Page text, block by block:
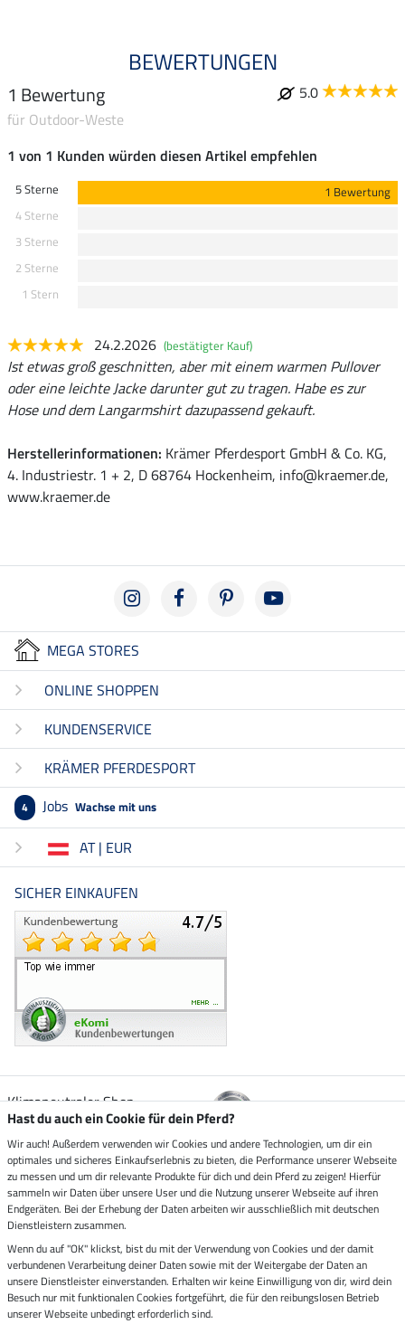
BEWERTUNGEN
1 Bewertung
5.0
für Outdoor-Weste
1 von 1 Kunden würden diesen Artikel empfehlen
5 Sterne
1 Bewertung
4 Sterne
3 Sterne
2 Sterne
1 Stern
24.2.2026 (bestätigter Kauf)
Ist etwas groß geschnitten, aber mit einem warmen Pullover
oder eine leichte Jacke darunter gut zu tragen. Habe es zur
Hose und dem Langarmshirt dazupassend gekauft.
Herstellerinformationen: Krämer Pferdesport GmbH & Co. KG,
4. Industriestr. 1 + 2, D 68764 Hockenheim, info@kraemer.de,
www.kraemer.de
MEGA STORES
ONLINE SHOPPEN
KUNDENSERVICE
KRÄMER PFERDESPORT
4 Jobs Wachse mit uns
AT | EUR
SICHER EINKAUFEN
Klimaneutraler Shop
Zustellung durch
Sicher bezahlen mit
Vorkasse
Impressum
Hast du auch ein Cookie für dein Pferd?
Wir auch! Außerdem verwenden wir Cookies und andere Technologien, um dir ein
optimales und sicheres Einkaufserlebnis zu bieten, die Performance unserer Webseite
zu messen und um dir relevante Produkte für dich und dein Pferd zu zeigen! Hierfür
sammeln wir Daten über unsere User und die Nutzung unserer Webseite auf ihren
Endgeräten. Bei der Erhebung der Daten arbeiten wir ausschließlich mit deutschen
Dienstleistern zusammen.
Wenn du auf "OK" klickst, bist du mit der Verwendung von Cookies und der damit
verbundenen Verarbeitung deiner Daten sowie mit der Weitergabe der Daten an
unsere Dienstleister einverstanden. Erhalten wir keine Einwilligung von dir, wird dein
Besuch nur mit funktionalen Cookies fortgeführt, die für den reibungslosen Betrieb
unserer Webseite unbedingt erforderlich sind.